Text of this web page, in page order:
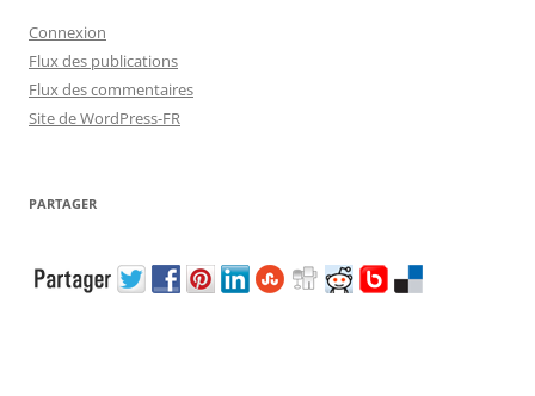
Connexion
Flux des publications
Flux des commentaires
Site de WordPress-FR
PARTAGER